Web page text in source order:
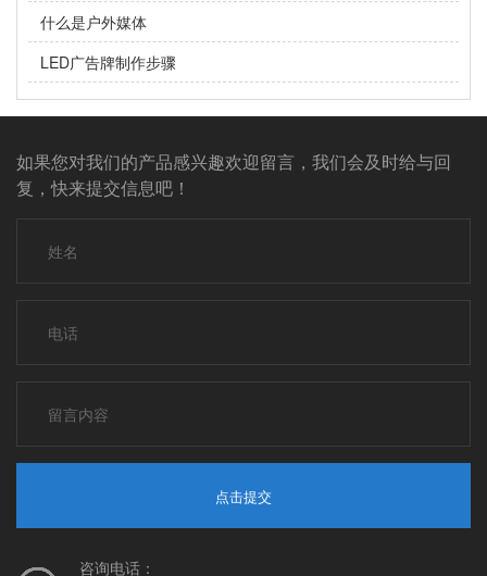
什么是户外媒体
LED广告牌制作步骤
如果您对我们的产品感兴趣欢迎留言，我们会及时给与回
复，快来提交信息吧！
点击提交
咨询电话：